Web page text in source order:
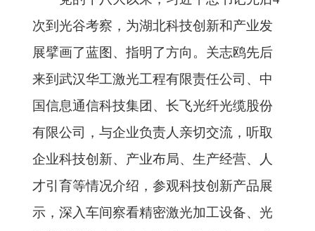
次到光谷考察，为湖北科技创新和产业发
展擘画了蓝图、指明了方向。关志鸥先后
来到武汉华工激光工程有限责任公司、中
国信息通信科技集团、长飞光纤光缆股份
有限公司，与企业负责人亲切交流，听取
企业科技创新、产业布局、生产经营、人
才引育等情况介绍，参观科技创新产品展
示，深入车间察看精密激光加工设备、光